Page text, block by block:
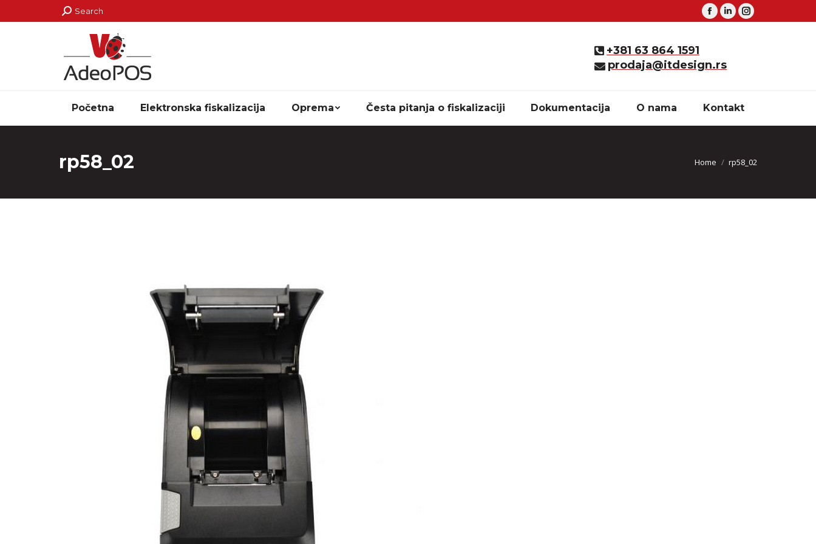
Search:
Search
Facebook
LinkedinInstagram
+381 63 864 1591
prodaja@itdesign.rs
Početna Elektronska fiskalizacija Oprema Česta pitanja o fiskalizaciji Dokumentacija O nama Kontakt
rp58_02 You are here:
Home rp58_02